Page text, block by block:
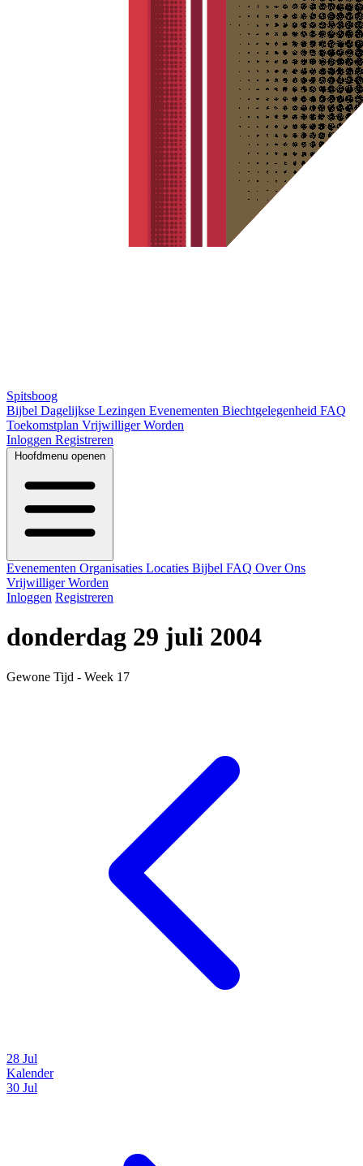
Spitsboog
Bijbel Dagelijkse Lezingen Evenementen Biechtgelegenheid FAQ
Toekomstplan Vrijwilliger Worden
Inloggen Registreren
Hoofdmenu openen
Evenementen Organisaties Locaties Bijbel FAQ Over Ons
Vrijwilliger Worden
Inloggen Registreren
donderdag 29 juli 2004
Gewone Tijd - Week 17
28 Jul
Kalender
30 Jul